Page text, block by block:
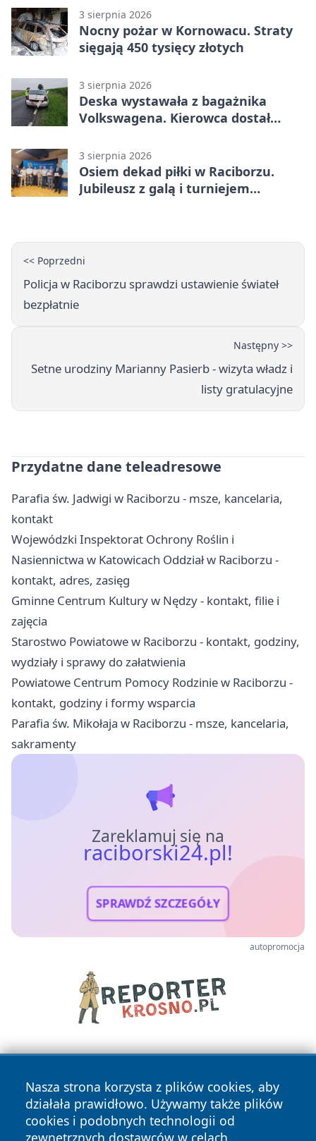
3 sierpnia 2026
Nocny pożar w Kornowacu. Straty
sięgają 450 tysięcy złotych
3 sierpnia 2026
Deska wystawała z bagażnika
Volkswagena. Kierowca dostał
3 sierpnia 2026
Osiem dekad piłki w Raciborzu.
Jubileusz z galą i turniejem
<< Poprzedni
Policja w Raciborzu sprawdzi ustawienie świateł
bezpłatnie
Następny >>
Setne urodziny Marianny Pasierb - wizyta władz i
listy gratulacyjne
Przydatne dane teleadresowe
Parafia św. Jadwigi w Raciborzu - msze, kancelaria,
kontakt
Wojewódzki Inspektorat Ochrony Roślin i
Nasiennictwa w Katowicach Oddział w Raciborzu -
kontakt, adres, zasięg
Gminne Centrum Kultury w Nędzy - kontakt, filie i
zajęcia
Starostwo Powiatowe w Raciborzu - kontakt, godziny,
wydziały i sprawy do załatwienia
Powiatowe Centrum Pomocy Rodzinie w Raciborzu -
kontakt, godziny i formy wsparcia
Parafia św. Mikołaja w Raciborzu - msze, kancelaria,
sakramenty
Zareklamuj się na
raciborski24.pl!
SPRAWDŹ SZCZEGÓŁY
autopromocja
Nasza strona korzysta z plików cookies, aby
działała prawidłowo. Używamy także plików
cookies i podobnych technologii od
zewnętrznych dostawców w celach